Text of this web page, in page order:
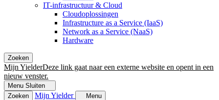
IT-infrastructuur & Cloud
Cloudoplossingen
Infrastructure as a Service (IaaS)
Network as a Service (NaaS)
Hardware
Zoeken
Mijn YielderDeze link gaat naar een externe website en opent in een
nieuw venster.
Menu Sluiten
Zoeken
Mijn Yielder
Menu